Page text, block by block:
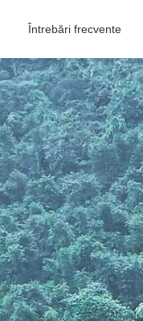
Întrebări frecvente